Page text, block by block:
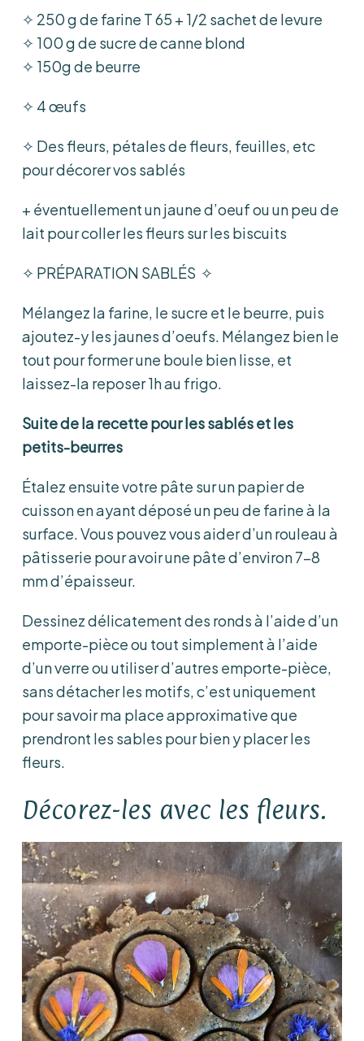
✧ 250 g de farine T 65 + 1/2 sachet de levure
✧ 100 g de sucre de canne blond
✧ 150g de beurre
✧ 4 œufs
✧ Des fleurs, pétales de fleurs, feuilles, etc
pour décorer vos sablés
+ éventuellement un jaune d’oeuf ou un peu de
lait pour coller les fleurs sur les biscuits
✧ PRÉPARATION SABLÉS ✧
Mélangez la farine, le sucre et le beurre, puis
ajoutez-y les jaunes d’oeufs. Mélangez bien le
tout pour former une boule bien lisse, et
laissez-la reposer 1h au frigo.
Suite de la recette pour les sablés et les
petits-beurres
Étalez ensuite votre pâte sur un papier de
cuisson en ayant déposé un peu de farine à la
surface. Vous pouvez vous aider d’un rouleau à
pâtisserie pour avoir une pâte d’environ 7-8
mm d’épaisseur.
Dessinez délicatement des ronds à l’aide d’un
emporte-pièce ou tout simplement à l’aide
d’un verre ou utiliser d’autres emporte-pièce,
sans détacher les motifs, c’est uniquement
pour savoir ma place approximative que
prendront les sables pour bien y placer les
fleurs.
Décorez-les avec les fleurs.